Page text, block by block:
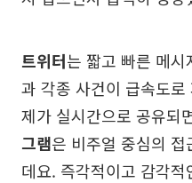
트위터는 짧고 빠른 메
과 각종 사건이 급속도
제가 실시간으로 공유되
그램은 비주얼 중심의
데요. 즉각적이고 감각